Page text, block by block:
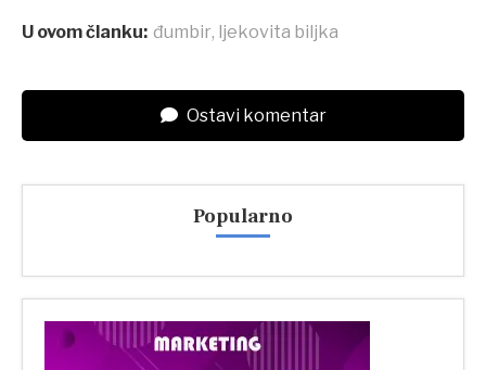
U ovom članku: đumbir, ljekovita biljka
Ostavi komentar
Popularno